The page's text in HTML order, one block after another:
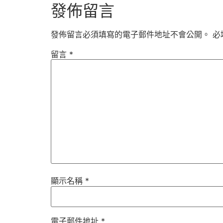
發佈留言
發佈留言必須填寫的電子郵件地址不會公開。 必
留言 *
顯示名稱 *
電子郵件地址 *